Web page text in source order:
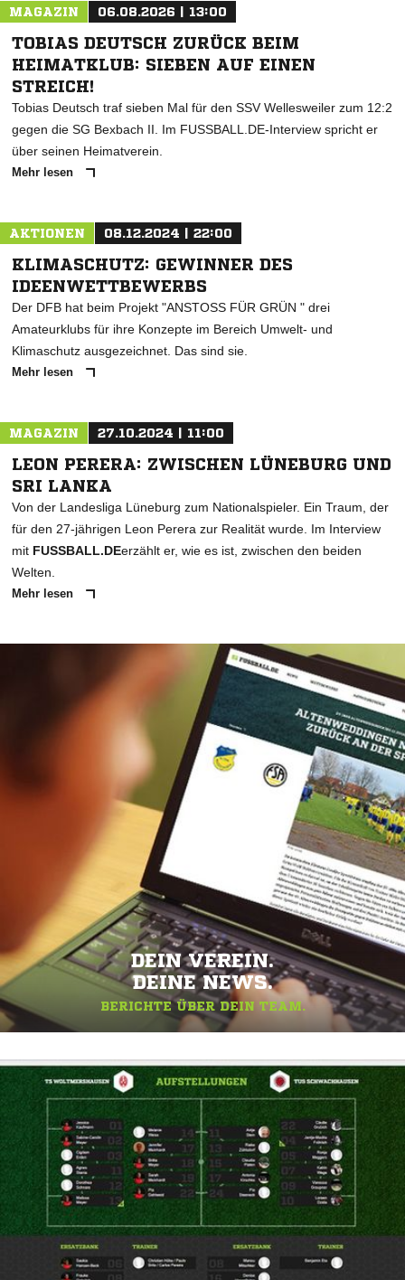
MAGAZIN 06.08.2026 | 13:00
TOBIAS DEUTSCH ZURÜCK BEIM
HEIMATKLUB: SIEBEN AUF EINEN
STREICH!
Tobias Deutsch traf sieben Mal für den SSV Wellesweiler zum 12:2
gegen die SG Bexbach II. Im FUSSBALL.DE-Interview spricht er
über seinen Heimatverein.
Mehr lesen
AKTIONEN 08.12.2024 | 22:00
KLIMASCHUTZ: GEWINNER DES
IDEENWETTBEWERBS
Der DFB hat beim Projekt "ANSTOSS FÜR GRÜN " drei
Amateurklubs für ihre Konzepte im Bereich Umwelt- und
Klimaschutz ausgezeichnet. Das sind sie.
Mehr lesen
MAGAZIN 27.10.2024 | 11:00
LEON PERERA: ZWISCHEN LÜNEBURG UND
SRI LANKA
Von der Landesliga Lüneburg zum Nationalspieler. Ein Traum, der
für den 27-jährigen Leon Perera zur Realität wurde. Im Interview
mit FUSSBALL.DEerzählt er, wie es ist, zwischen den beiden
Welten.
Mehr lesen
DEIN VEREIN.
DEINE NEWS.
BERICHTE ÜBER DEIN TEAM.